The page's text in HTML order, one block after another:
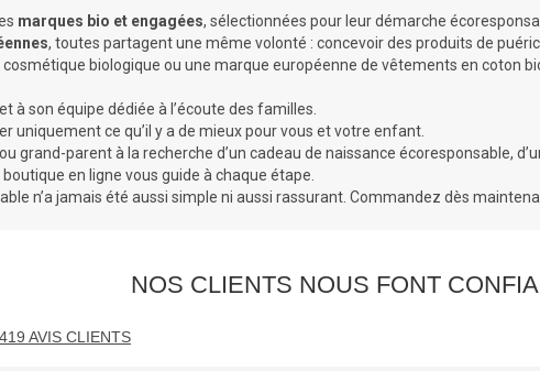
marques bio et engagées, sélectionnées pour leur démarche
, toutes partagent une même volonté : concevoir des produits de
biologique ou une marque européenne de vêtements en coton
à son équipe dédiée à l’écoute des familles.
uniquement ce qu’il y a de mieux pour vous et votre enfant.
grand-parent à la recherche d’un cadeau de naissance écoresponsable,
en ligne vous guide à chaque étape.
n’a jamais été aussi simple ni aussi rassurant. Commandez dès
NOS CLIENTS NOUS FONT
AVIS CLIENTS